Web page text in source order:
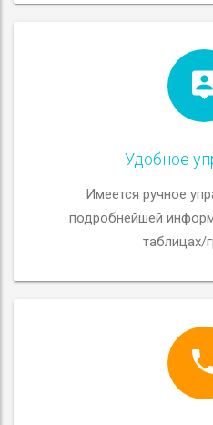
Удобное
Имеется ручное
подробнейшей
таблицах/